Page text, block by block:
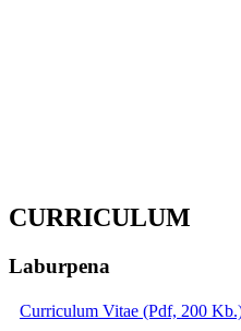
CURRICULUM
Laburpena
Curriculum Vitae (Pdf, 200